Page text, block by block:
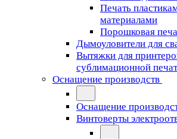
Печать
материалами
Порошковая
Дымоуловители для
Вытяжки для
сублимационной
Оснащение производств
Оснащение
Винтоверты